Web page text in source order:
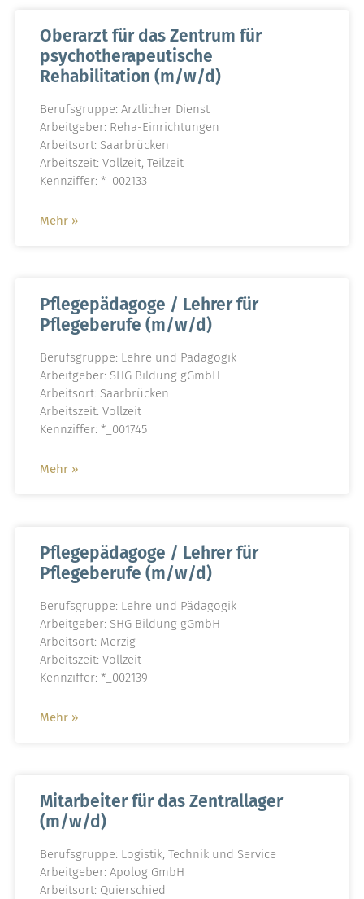
Oberarzt für das Zentrum für
psychotherapeutische
Rehabilitation (m/w/d)
Berufsgruppe: Ärztlicher Dienst
Arbeitgeber: Reha-Einrichtungen
Arbeitsort: Saarbrücken
Arbeitszeit: Vollzeit, Teilzeit
Kennziffer: *_002133
Mehr »
Pflegepädagoge / Lehrer für
Pflegeberufe (m/w/d)
Berufsgruppe: Lehre und Pädagogik
Arbeitgeber: SHG Bildung gGmbH
Arbeitsort: Saarbrücken
Arbeitszeit: Vollzeit
Kennziffer: *_001745
Mehr »
Pflegepädagoge / Lehrer für
Pflegeberufe (m/w/d)
Berufsgruppe: Lehre und Pädagogik
Arbeitgeber: SHG Bildung gGmbH
Arbeitsort: Merzig
Arbeitszeit: Vollzeit
Kennziffer: *_002139
Mehr »
Mitarbeiter für das Zentrallager
(m/w/d)
Berufsgruppe: Logistik, Technik und Service
Arbeitgeber: Apolog GmbH
Arbeitsort: Quierschied